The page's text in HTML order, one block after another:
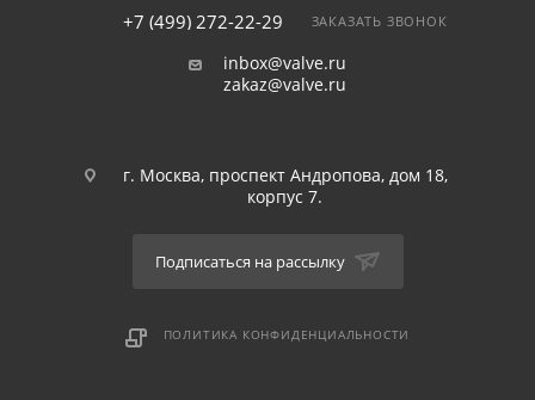
+7 (499) 272-22-29 ЗАКАЗАТЬ ЗВОНОК
inbox@valve.ru
zakaz@valve.ru
г. Москва, проспект Андропова, дом 18,
корпус 7.
Подписаться на рассылку
ПОЛИТИКА КОНФИДЕНЦИАЛЬНОСТИ